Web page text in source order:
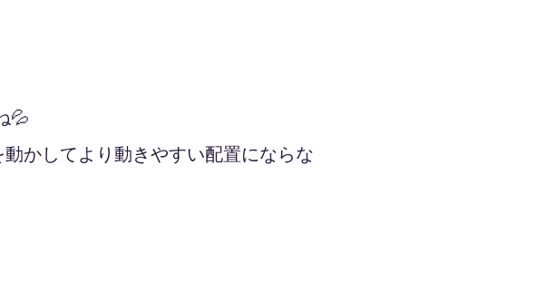
💦
かしてより動きやすい配置にならな